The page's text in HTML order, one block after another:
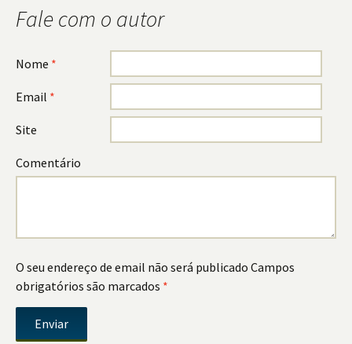
post
Fale com o autor
Nome *
Email *
Site
Comentário
O seu endereço de email não será publicado Campos
obrigatórios são marcados *